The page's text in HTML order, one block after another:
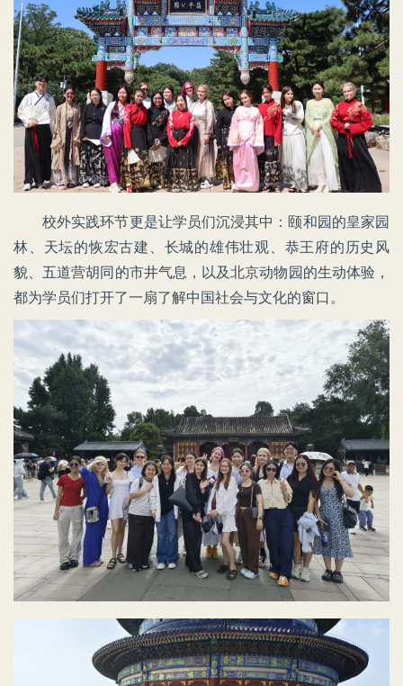
校外实践环节更是让学员们沉浸其中：颐和园的皇家园
林、天坛的恢宏古建、长城的雄伟壮观、恭王府的历史风
貌、五道营胡同的市井气息，以及北京动物园的生动体验，
都为学员们打开了一扇了解中国社会与文化的窗口。